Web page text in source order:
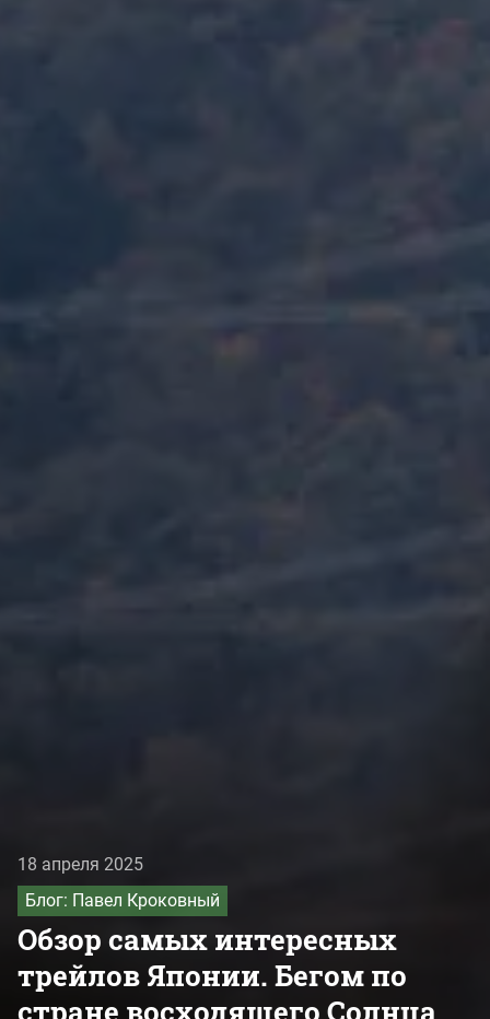
18 апреля 2025
Блог: Павел Кроковный
Обзор самых интересных
трейлов Японии. Бегом по
стране восходящего Солнца